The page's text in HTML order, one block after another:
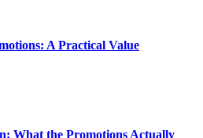
A Practical Value
What the Promotions Actually